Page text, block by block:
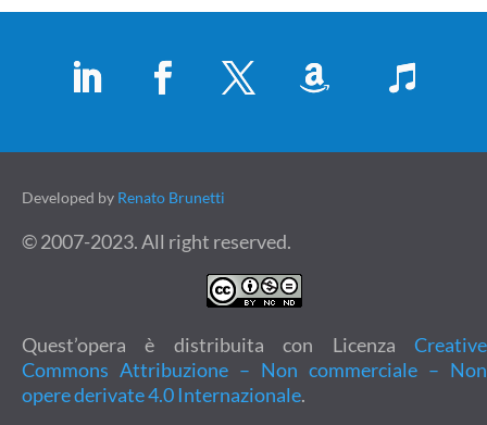
Developed by Renato Brunetti
© 2007-2023. All right reserved.
Quest’opera è distribuita con Licenza Creative
Commons Attribuzione – Non commerciale – Non
opere derivate 4.0 Internazionale.